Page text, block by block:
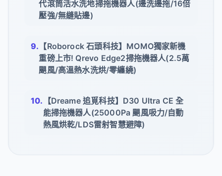
代滾筒活水洗地掃拖機器人(邊洗邊拖/16倍
壓強/無縫貼邊)
【Roborock 石頭科技】MOMO獨家新機
重磅上市! Qrevo Edge2掃拖機器人(2.5萬
颶風/高溫熱水洗烘/零纏繞)
【Dreame 追覓科技】D30 Ultra CE 全
能掃拖機器人(25000Pa 颶風吸力/自動
熱風烘乾/LDS雷射智慧避障)